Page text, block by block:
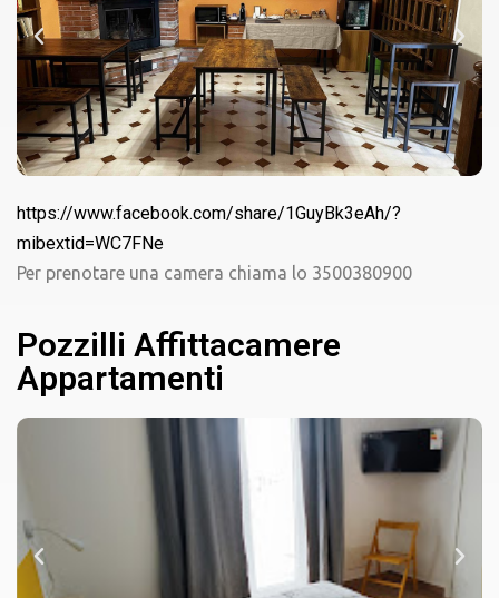
https://www.facebook.com/share/1GuyBk3eAh/?
mibextid=WC7FNe
Per prenotare una camera chiama lo 3500380900
Pozzilli Affittacamere
Appartamenti